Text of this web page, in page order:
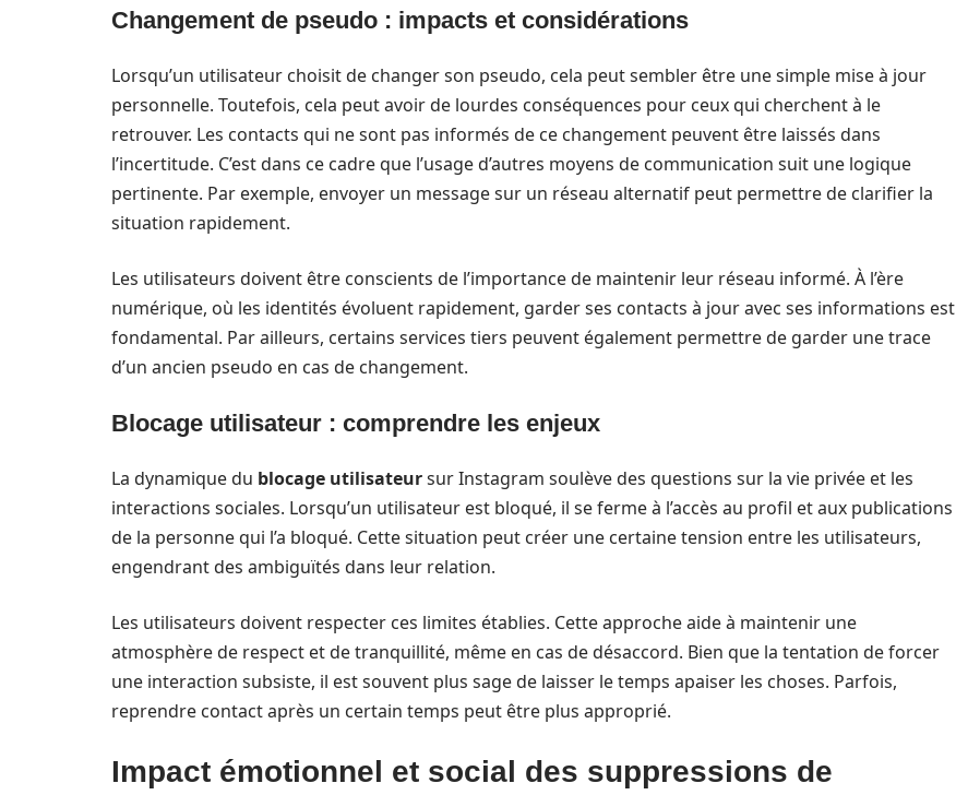
Changement de pseudo : impacts et considérations
Lorsqu’un utilisateur choisit de changer son pseudo, cela peut sembler être une simple mise à jour
personnelle. Toutefois, cela peut avoir de lourdes conséquences pour ceux qui cherchent à le
retrouver. Les contacts qui ne sont pas informés de ce changement peuvent être laissés dans
l’incertitude. C’est dans ce cadre que l’usage d’autres moyens de communication suit une logique
pertinente. Par exemple, envoyer un message sur un réseau alternatif peut permettre de clarifier la
situation rapidement.
Les utilisateurs doivent être conscients de l’importance de maintenir leur réseau informé. À l’ère
numérique, où les identités évoluent rapidement, garder ses contacts à jour avec ses informations est
fondamental. Par ailleurs, certains services tiers peuvent également permettre de garder une trace
d’un ancien pseudo en cas de changement.
Blocage utilisateur : comprendre les enjeux
La dynamique du blocage utilisateursur Instagram soulève des questions sur la vie privée et les
interactions sociales. Lorsqu’un utilisateur est bloqué, il se ferme à l’accès au profil et aux publications
de la personne qui l’a bloqué. Cette situation peut créer une certaine tension entre les utilisateurs,
engendrant des ambiguïtés dans leur relation.
Les utilisateurs doivent respecter ces limites établies. Cette approche aide à maintenir une
atmosphère de respect et de tranquillité, même en cas de désaccord. Bien que la tentation de forcer
une interaction subsiste, il est souvent plus sage de laisser le temps apaiser les choses. Parfois,
reprendre contact après un certain temps peut être plus approprié.
Impact émotionnel et social des suppressions de